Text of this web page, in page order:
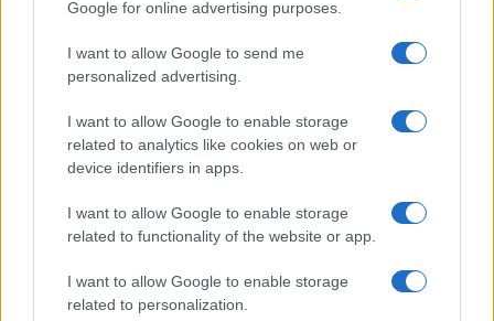
Google for online advertising purposes.
I want to allow Google to send me
personalized advertising.
I want to allow Google to enable storage
related to analytics like cookies on web or
device identifiers in apps.
I want to allow Google to enable storage
related to functionality of the website or app.
I want to allow Google to enable storage
related to personalization.
terrore sul lungomare romano
UFFICIALE: il Lazio torna in zona rossa. Approvato il
nuovo decreto legge anti-Covid